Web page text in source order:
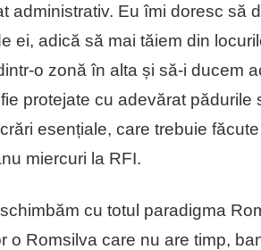
administrativ. Eu îmi doresc să
ei, adică să mai tăiem din
o zonă în alta și să-i ducem
protejate cu adevărat
esențiale, care trebuie
miercuri la RFI.
cu totul paradigma
o Romsilva care nu are timp,